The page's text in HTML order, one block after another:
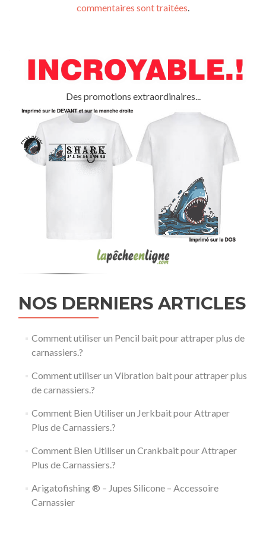
commentaires sont traitées.
Des promotions extraordinaires...
NOS DERNIERS ARTICLES
Comment utiliser un Pencil bait pour attraper plus de
carnassiers.?
Comment utiliser un Vibration bait pour attraper plus
de carnassiers.?
Comment Bien Utiliser un Jerkbait pour Attraper
Plus de Carnassiers.?
Comment Bien Utiliser un Crankbait pour Attraper
Plus de Carnassiers.?
Arigatofishing ® – Jupes Silicone – Accessoire
Carnassier